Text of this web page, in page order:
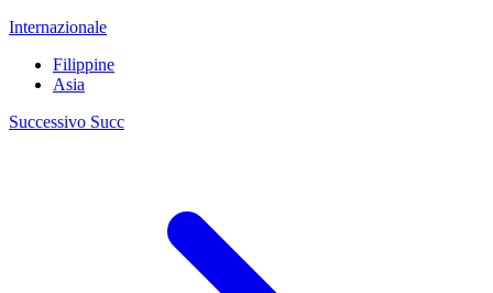
Internazionale
Filippine
Asia
Successivo Succ